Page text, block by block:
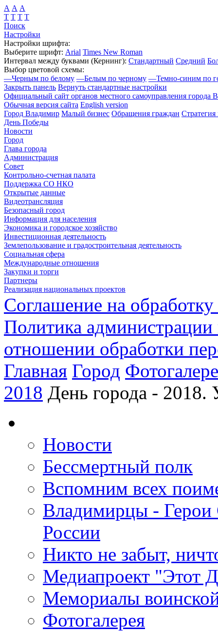
А А А
Т Т Т Т
Поиск
Настройки
Настройки шрифта:
Выберите шрифт: Arial Times New Roman
Интервал между буквами (Кернинг): Стандартный Средний
Выбор цветовой схемы:
—Черным по белому —Белым по черному —Темно-синим по
Закрыть панель Вернуть стандартные настройки
Официальный сайт органов местного самоуправления города
Обычная версия сайта English version
Город Владимир Малый бизнес Обращения граждан Стратегия
День Победы
Новости
Город
Глава города
Администрация
Совет
Контрольно-счетная палата
Поддержка СО НКО
Открытые данные
Видеотрансляция
Безопасный город
Информация для населения
Экономика и городское хозяйство
Инвестиционная деятельность
Землепользование и градостроительная деятельность
Социальная сфера
Международные отношения
Закупки и торги
Партнеры
Реализация национальных проектов
Соглашение на
Политика
отношении обработки
Главная Город
2018 День города - 2018.
Новости
Бессмертный полк
Вспомним всех
Владимирцы - Герои
России
Никто не забыт,
Медиапроект "Этот
Мемориалы
Фотогалерея